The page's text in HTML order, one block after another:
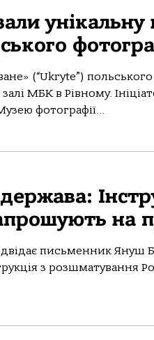
(“Ukryte”)
МБК в Рівному.
фотографії...
на
письменник Януш
з розшматування